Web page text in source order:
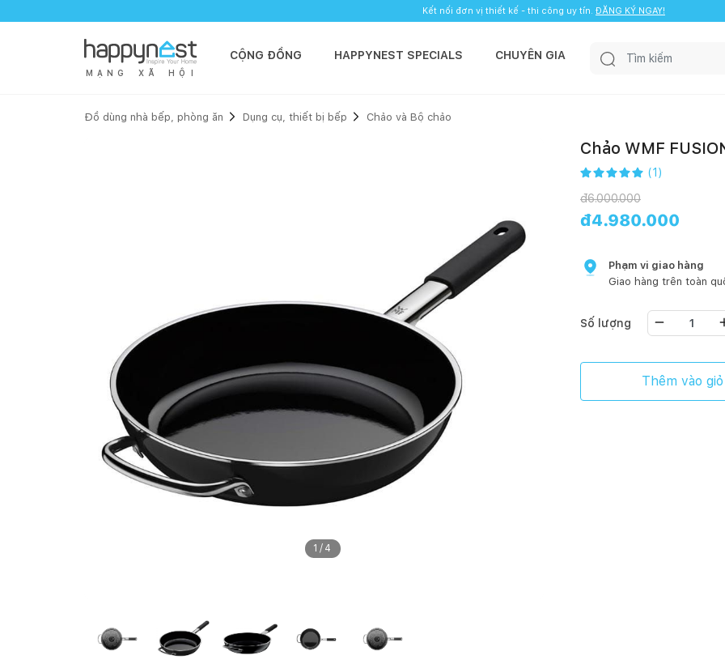
Kết nối đơn vị thiết kế - thi công uy tín. ĐĂNG KÝ NGAY!
M Ạ N G X Ã H Ộ I
CỘNG ĐỒNG HAPPYNEST SPECIALS CHUYÊN GIA
Đồ dùng nhà bếp, phòng ăn Dụng cụ, thiết bị bếp Chảo và Bộ chảo
1 / 4
Chảo WMF
(1 )
đ6.000.000
đ4.980.000
Phạm vi giao hàng
Giao hàng trên toàn
Số lượng
Thêm vào giỏ